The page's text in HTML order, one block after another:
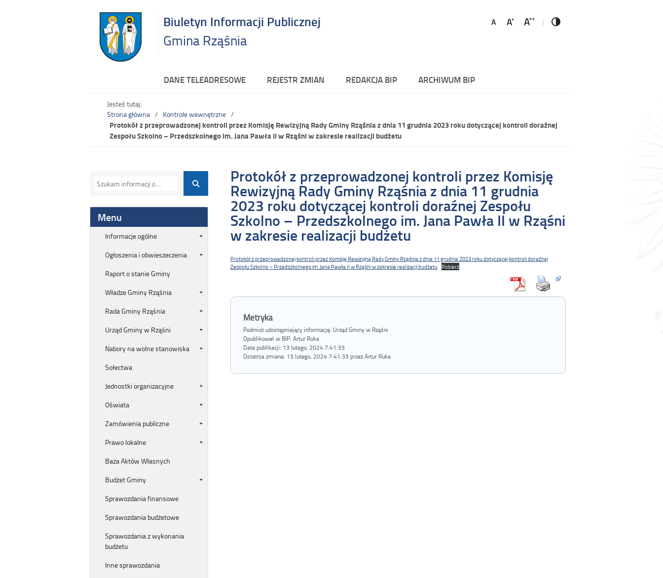
Biuletyn Informacji Publicznej
Gmina Rząśnia
DANE TELEADRESOWE REJESTR ZMIAN REDAKCJA BIP ARCHIWUM BIP
Jesteś tutaj:
Strona główna
Kontrole wewnętrzne
Protokół z przeprowadzonej kontroli przez Komisję Rewizyjną Rady Gminy Rząśnia z dnia 11 grudnia 2023 roku dotyczącej kontroli doraźnej
Zespołu Szkolno – Przedszkolnego im. Jana Pawła II w Rząśni w zakresie realizacji budżetu
Menu
Informacje ogólne
Ogłoszenia i obwieszeczenia
Raport o stanie Gminy
Władze Gminy Rząśnia
Rada Gminy Rząśnia
Urząd Gminy w Rząśni
Nabory na wolne stanowiska
Sołectwa
Jednostki organizacyjne
Oświata
Zamówienia publiczne
Prawo lokalne
Baza Aktów Własnych
Budżet Gminy
Sprawozdania finansowe
Sprawozdania budżetowe
Sprawozdania z wykonania
budżetu
Inne sprawozdania
Protokół z przeprowadzonej kontroli przez Komisję
Rewizyjną Rady Gminy Rząśnia z dnia 11 grudnia
2023 roku dotyczącej kontroli doraźnej Zespołu
Szkolno – Przedszkolnego im. Jana Pawła II w Rząśni
w zakresie realizacji budżetu
Protokół z przeprowadzonej kontroli przez Komisję Rewizyjną Rady Gminy Rząśnia z dnia 11 grudnia 2023 roku dotyczącej kontroli doraźnej
Zespołu Szkolno – Przedszkolnego im. Jana Pawła II w Rząśni w zakresie realizacji budżetu
Pobierz
Metryka
Podmiot udostępniający informację: Urząd Gminy w Rząśni
Opublikował w BIP: Artur Ruka
Data publikacji: 13 lutego, 2024 7:41:33
Ostatnia zmiana: 13 lutego, 2024 7:41:33 przez Artur Ruka